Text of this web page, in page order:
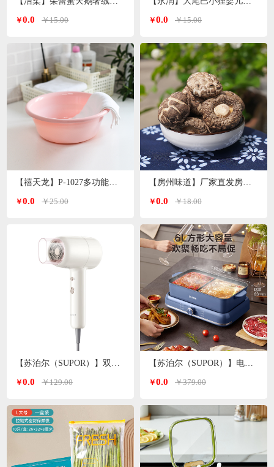
￥0.0 ￥15.00
￥0.0 ￥25.00
【苏泊尔（SUPOR）】双温双档电吹风白色 HDL-F3
￥0.0 ￥129.00
￥0.0 ￥15.00
￥0.0 ￥18.00
【苏泊尔（SUPOR）】电火锅6L H3724FKX71Y
￥0.0 ￥379.00